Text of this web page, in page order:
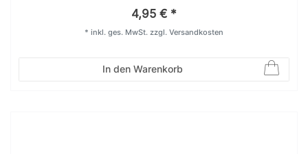
4,95 € *
In den Warenkorb
* inkl. ges. MwSt. zzgl. Versandkosten